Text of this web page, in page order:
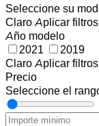
Seleccione su
Claro Aplicar filtros
Año modelo
2021
2019
Claro Aplicar filtros
Precio
Seleccione el